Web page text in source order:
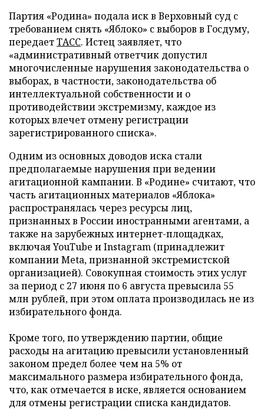
Партия «Родина» подала иск в Верховный суд с
требованием снять «Яблоко» с выборов в Госдуму,
передаетТАСС. Истец заявляет, что
«административный ответчик допустил
многочисленные нарушения законодательства о
выборах, в частности, законодательства об
интеллектуальной собственности и о
противодействии экстремизму, каждое из
которых влечет отмену регистрации
зарегистрированного списка».
Одним из основных доводов иска стали
предполагаемые нарушения при ведении
агитационной кампании. В «Родине» считают, что
часть агитационных материалов «Яблока»
распространялась через ресурсы лиц,
признанных в России иностранными агентами, а
также на зарубежных интернет-площадках,
включая YouTube и Instagram (принадлежит
компании Meta, признанной экстремистской
организацией). Совокупная стоимость этих услуг
за период с 27 июня по 6 августа превысила 55
млн рублей, при этом оплата производилась не из
избирательного фонда.
Кроме того, по утверждению партии, общие
расходы на агитацию превысили установленный
законом предел более чем на 5% от
максимального размера избирательного фонда,
что, как отмечается в иске, является основанием
для отмены регистрации списка кандидатов.